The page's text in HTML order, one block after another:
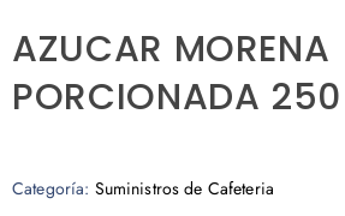
AZUCAR MORENA
PORCIONADA
Categoría: Suministros de Cafeteria